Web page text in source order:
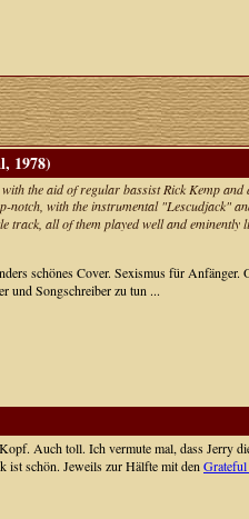
1978)
the aid of regular bassist Rick Kemp
notch, with the instrumental "Lescudjack"
track, all of them played well and
schönes Cover. Sexismus für
und Songschreiber zu tun ...
Auch toll. Ich vermute mal, dass Jerry
ist schön. Jeweils zur Hälfte mit den